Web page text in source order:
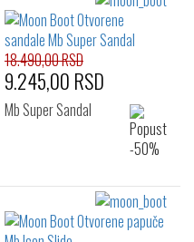
18.490,00 RSD
9.245,00 RSD
Mb Super Sandal